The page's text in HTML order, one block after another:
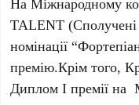
TALENT
номінації
премію.Крім того,
Диплом І премії на